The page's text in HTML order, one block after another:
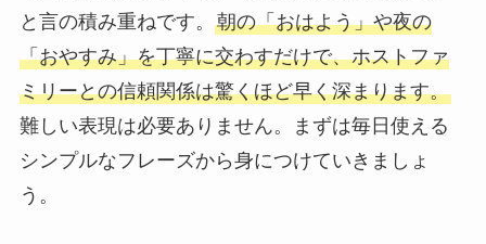
と言の積み重ねです。 朝の「おはよう」や夜の
「おやすみ」を丁寧に交わすだけで、ホストファ
ミリーとの信頼関係は驚くほど早く深まります。
難しい表現は必要ありません。まずは毎日使える
シンプルなフレーズから身につけていきましょ
う。